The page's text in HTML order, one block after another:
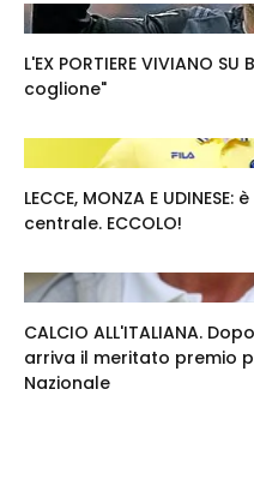
L'EX PORTIERE VIVIANO SU
coglione"
LECCE, MONZA E
centrale. ECCOLO!
CALCIO ALL'ITALIANA.
arriva il meritato premio
Nazionale